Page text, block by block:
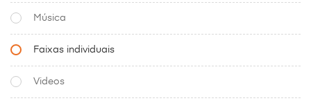
Música
Faixas individuais
Videos